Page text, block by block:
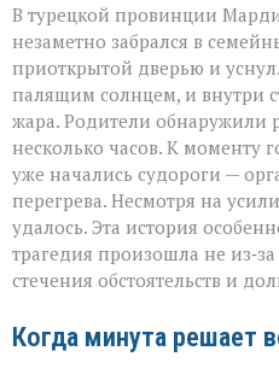
В турецкой провинции
незаметно забрался в
приоткрытой дверью и
палящим солнцем, и внутри
жара. Родители обнаружили
несколько часов. К моменту
уже начались судороги —
перегрева. Несмотря на
удалось. Эта история
трагедия произошла не из‑за
стечения обстоятельств и
Когда минута решает